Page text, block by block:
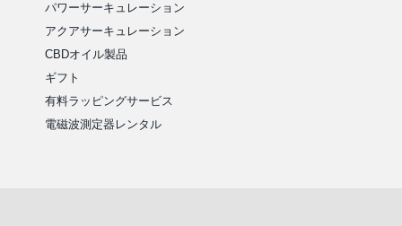
パワーサーキュレーション
アクアサーキュレーション
CBDオイル製品
ギフト
有料ラッピングサービス
電磁波測定器レンタル